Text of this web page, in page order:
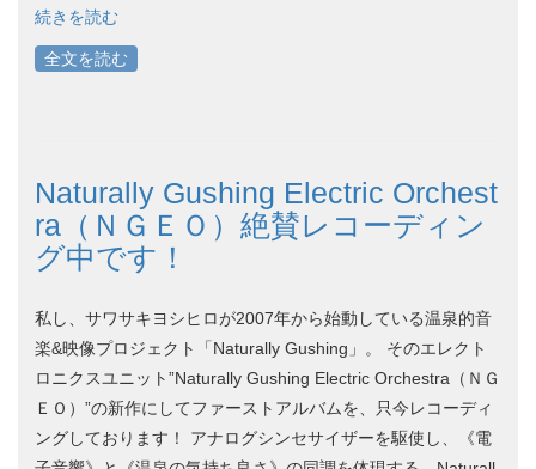
続きを読む
全文を読む
Naturally Gushing Electric Orchest
ra（ＮＧＥＯ）絶賛レコーディン
グ中です！
私し、サワサキヨシヒロが2007年から始動している温泉的音
楽&映像プロジェクト「Naturally Gushing」。 そのエレクト
ロニクスユニット”Naturally Gushing Electric Orchestra（ＮＧ
ＥＯ）”の新作にしてファーストアルバムを、只今レコーディ
ングしております！ アナログシンセサイザーを駆使し、《電